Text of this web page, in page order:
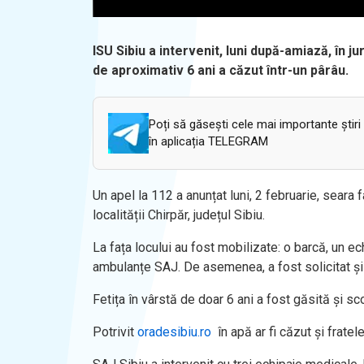
ISU Sibiu a intervenit, luni după-amiază, în
de aproximativ 6 ani a căzut într-un pârâu.
Poți să găsești cele mai importante
în aplicația TELEGRAM
Un apel la 112 a anunțat luni, 2 februarie,
localității Chirpăr, județul Sibiu.
La fața locului au fost mobilizate: o barcă, un
ambulanțe SAJ. De asemenea, a fost solicitat
Fetița în vârstă de doar 6 ani a fost găsită și
Potrivit oradesibiu.ro în apă ar fi căzut și